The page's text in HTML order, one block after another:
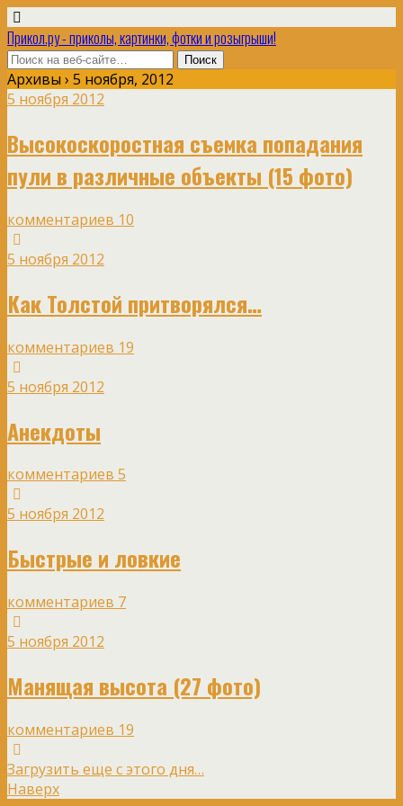
Прикол.ру - приколы, картинки, фотки и розыгрыши!
Архивы › 5 ноября, 2012
5 ноября 2012
Высокоскоростная съемка попадания
пули в различные объекты (15 фото)
комментариев 10
5 ноября 2012
Как Толстой притворялся…
комментариев 19
5 ноября 2012
Анекдоты
комментариев 5
5 ноября 2012
Быстрые и ловкие
комментариев 7
5 ноября 2012
Манящая высота (27 фото)
комментариев 19
Загрузить еще с этого дня…
Наверх